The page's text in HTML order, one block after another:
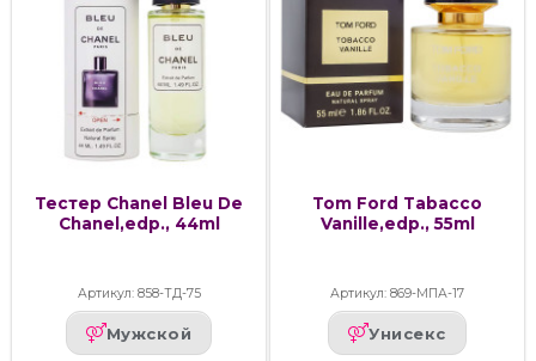
Тестер Chanel Bleu De
Chanel,edp., 44ml
Артикул: 858-ТД-75
Мужской
Tom Ford Tabacco
Vanille,edp., 55ml
Артикул: 869-МПА-17
Унисекс